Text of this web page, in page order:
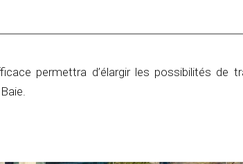
permettra d’élargir les possibilités de